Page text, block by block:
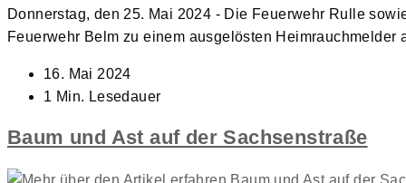
Donnerstag, den 25. Mai 2024 - Die Feuerwehr Rulle
Feuerwehr Belm zu einem ausgelösten
Beitrag
veröffentlicht:
16. Mai 2024
Lesedauer:
1 Min. Lesedauer
Baum und Ast auf der Sachsenstraße